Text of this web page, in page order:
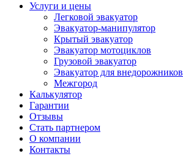
Услуги и цены
Легковой эвакуатор
Эвакуатор-манипулятор
Крытый эвакуатор
Эвакуатор мотоциклов
Грузовой эвакуатор
Эвакуатор для внедорожников
Межгород
Калькулятор
Гарантии
Отзывы
Стать партнером
О компании
Контакты